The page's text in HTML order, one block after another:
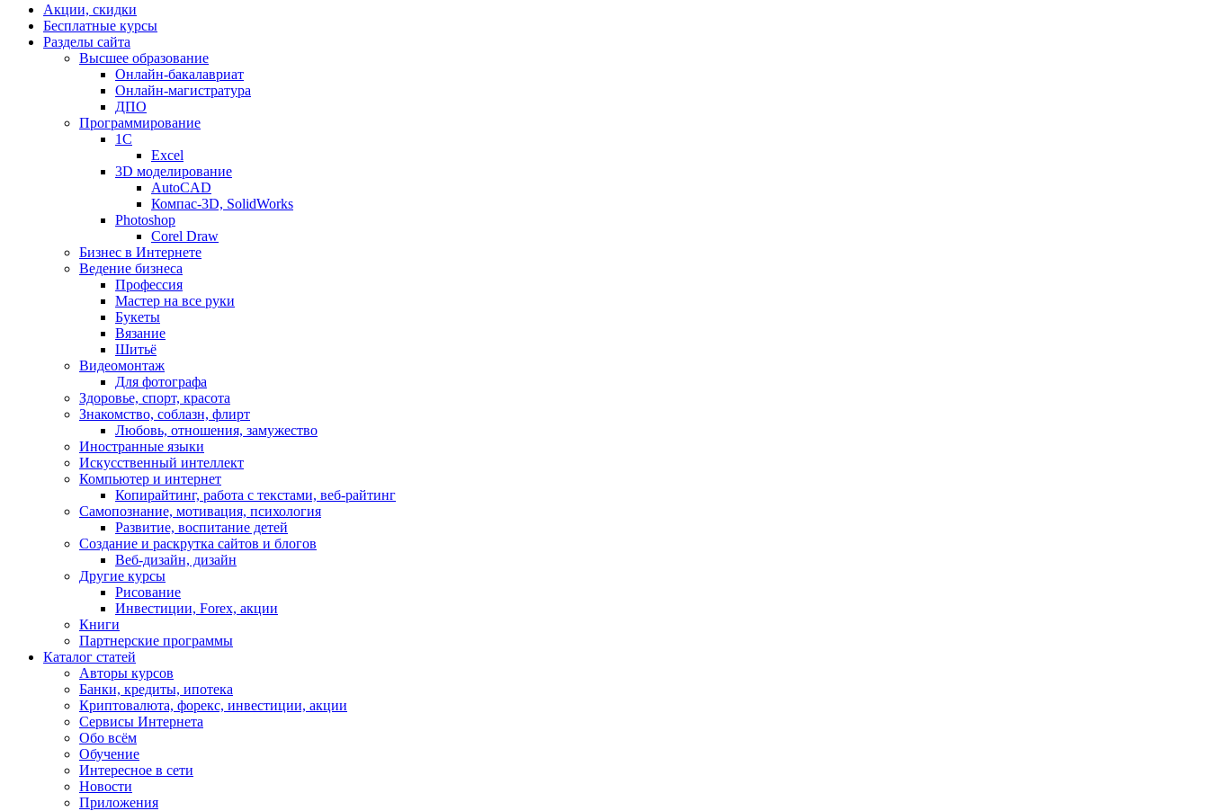
Акции, скидки
Бесплатные курсы
Разделы сайта
Высшее образование
Онлайн-бакалавриат
Онлайн-магистратура
ДПО
Программирование
1С
Excel
3D моделирование
AutoCAD
Компас-3D, SolidWorks
Photoshop
Corel Draw
Бизнес в Интернете
Ведение бизнеса
Профессия
Мастер на все руки
Букеты
Вязание
Шитьё
Видеомонтаж
Для фотографа
Здоровье, спорт, красота
Знакомство, соблазн, флирт
Любовь, отношения, замужество
Иностранные языки
Искусственный интеллект
Компьютер и интернет
Копирайтинг, работа с текстами, веб-райтинг
Самопознание, мотивация, психология
Развитие, воспитание детей
Создание и раскрутка сайтов и блогов
Веб-дизайн, дизайн
Другие курсы
Рисование
Инвестиции, Forex, акции
Книги
Партнерские программы
Каталог статей
Авторы курсов
Банки, кредиты, ипотека
Криптовалюта, форекс, инвестиции, акции
Сервисы Интернета
Обо всём
Обучение
Интересное в сети
Новости
Приложения